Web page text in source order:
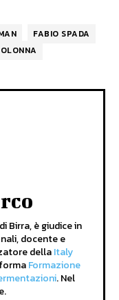
FABIO SPADA
Birra, è giudice in
docente e
dellaItaly
Formazione
. Nel